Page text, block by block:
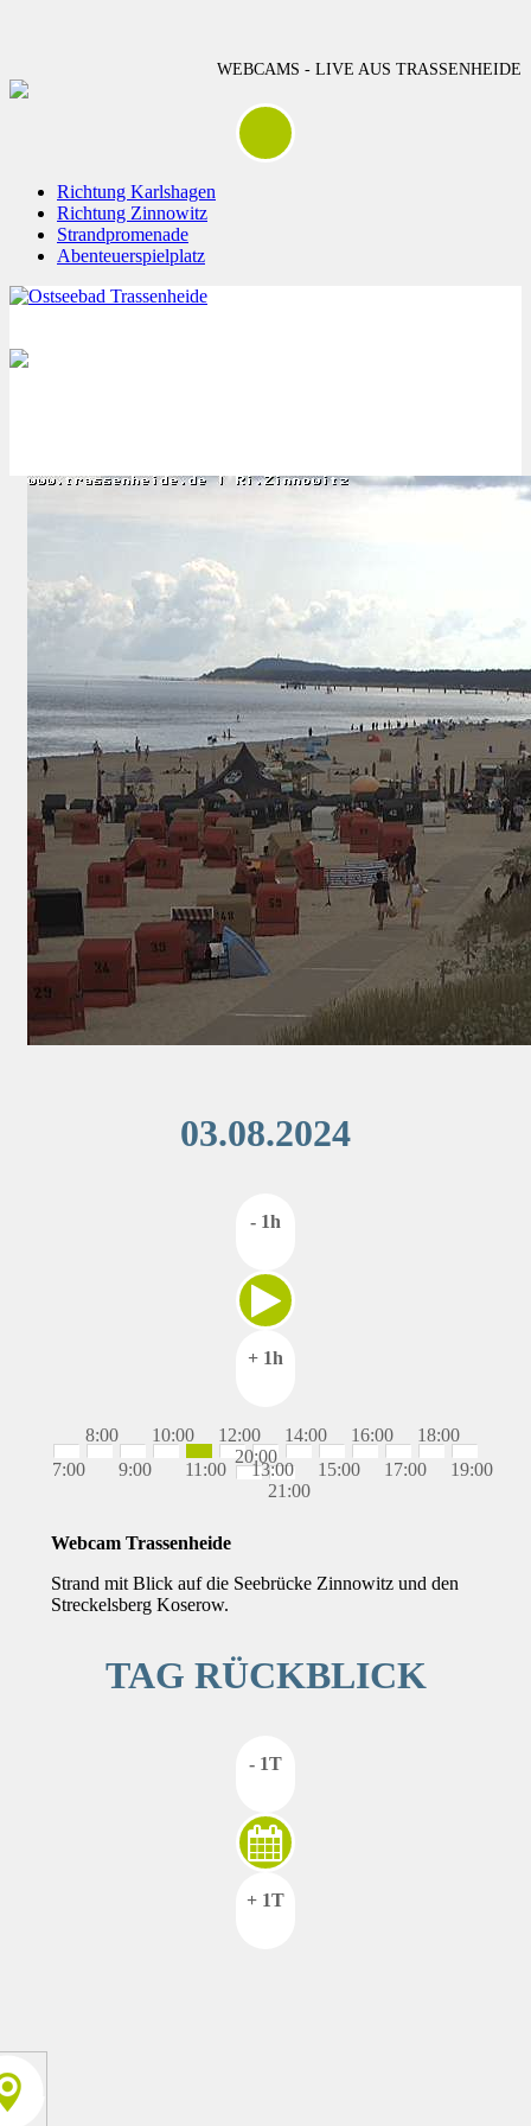
WEBCAMS - LIVE AUS TRASSENHEIDE
Richtung Karlshagen
Richtung Zinnowitz
Strandpromenade
Abenteuerspielplatz
03.08.2024
- 1h
+ 1h
7:00
8:00
9:00
10:00
11:00
12:00
13:00
14:00
15:00
16:00
17:00
18:00
19:00
20:00
21:00
Webcam Trassenheide
Strand mit Blick auf die Seebrücke Zinnowitz und den
Streckelsberg Koserow.
TAG RÜCKBLICK
- 1T
+ 1T